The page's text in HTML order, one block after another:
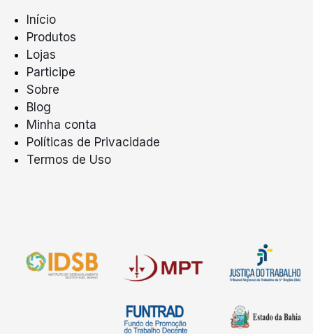
Início
Produtos
Lojas
Participe
Sobre
Blog
Minha conta
Políticas de Privacidade
Termos de Uso